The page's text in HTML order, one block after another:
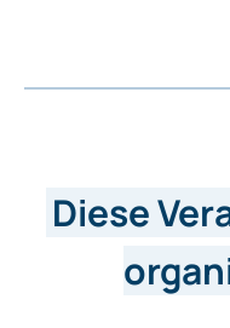
Diese